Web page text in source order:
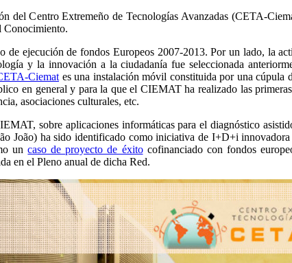
del Centro Extremeño de Tecnologías Avanzadas (CETA-
Conocimiento.
de ejecución de fondos Europeos 2007-2013. Por un lado, la
y la innovación a la ciudadanía fue seleccionada
Ciemates una instalación móvil constituida por una cúpula
en general y para la que el CIEMAT ha realizado las
asociaciones culturales, etc.
sobre aplicaciones informáticas para el diagnóstico
João) ha sido identificado como iniciativa de I+D+i
uncaso de proyecto de éxitocofinanciado con fondos
en el Pleno anual de dicha Red.